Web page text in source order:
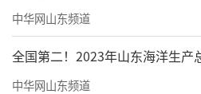
中华网山东频道
全国第二！2023年山东海洋生产
中华网山东频道